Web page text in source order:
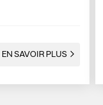
EN SAVOIR PLUS